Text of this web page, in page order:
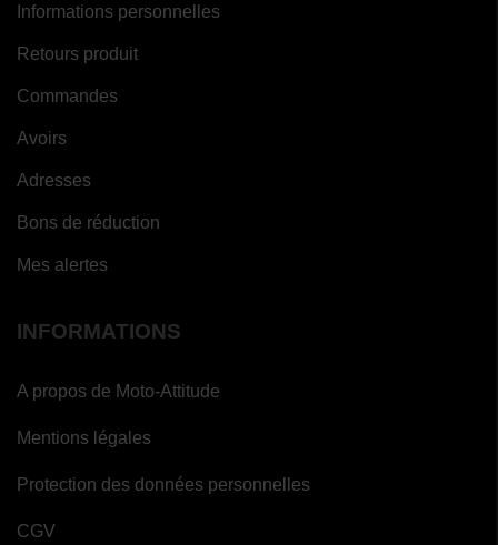
Informations personnelles
Retours produit
Commandes
Avoirs
Adresses
Bons de réduction
Mes alertes
INFORMATIONS
A propos de Moto-Attitude
Mentions légales
Protection des données personnelles
CGV